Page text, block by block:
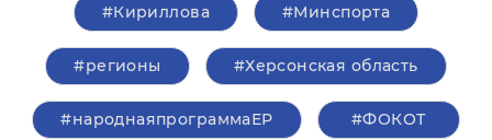
#Кириллова #Минспорта
#регионы #Херсонская область
#народнаяпрограммаЕР #ФОКОТ